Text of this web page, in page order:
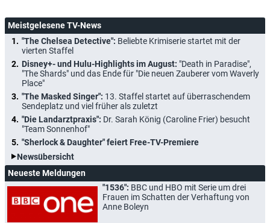
Meistgelesene TV-News
"The Chelsea Detective": Beliebte Krimiserie startet mit der
vierten Staffel
Disney+- und Hulu-Highlights im August: "Death in Paradise",
"The Shards" und das Ende für "Die neuen Zauberer vom Waverly
Place"
"The Masked Singer": 13. Staffel startet auf überraschendem
Sendeplatz und viel früher als zuletzt
"Die Landarztpraxis": Dr. Sarah König (Caroline Frier) besucht
"Team Sonnenhof"
"Sherlock & Daughter" feiert Free-TV-Premiere
Newsübersicht
Neueste Meldungen
"1536": BBC und HBO mit Serie um drei
Frauen im Schatten der Verhaftung von
Anne Boleyn